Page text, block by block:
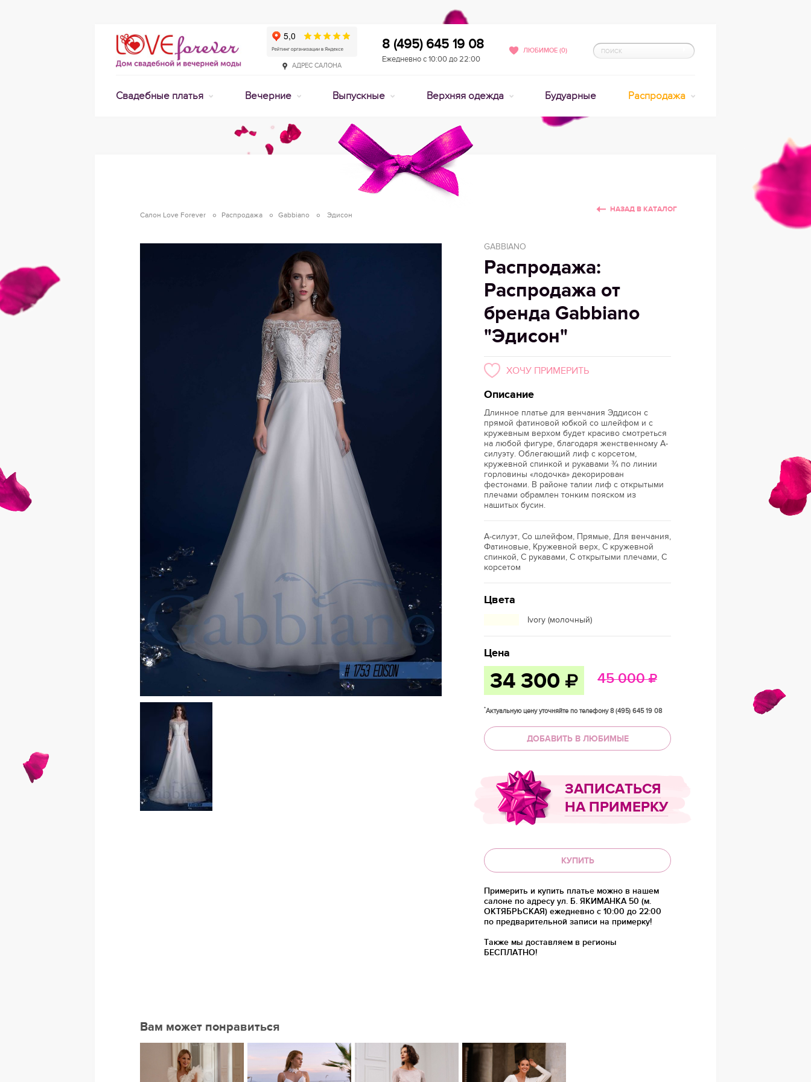
АДРЕС САЛОНА
8 (495) 645 19 08
Ежедневно с 10:00 до 22:00
ЛЮБИМОЕ (0)
Свадебные платья Вечерние Выпускные Верхняя одежда Будуарные Распродажа
НАЗАД В КАТАЛОГ
Салон Love Forever Распродажа Gabbiano Эдисон
GABBIANO
Распродажа:
Распродажа от
бренда Gabbiano
"Эдисон"
ХОЧУ ПРИМЕРИТЬ
Описание
Длинное платье для венчания Эддисон с
прямой фатиновой юбкой со шлейфом и с
кружевным верхом будет красиво смотреться
на любой фигуре, благодаря женственному А-
силуэту. Облегающий лиф с корсетом,
кружевной спинкой и рукавами ¾ по линии
горловины «лодочка» декорирован
фестонами. В районе талии лиф с открытыми
плечами обрамлен тонким пояском из
нашитых бусин.
А-силуэт, Со шлейфом, Прямые, Для венчания,
Фатиновые, Кружевной верх, С кружевной
спинкой, С рукавами, С открытыми плечами, С
корсетом
Цвета
Ivory (молочный)
Цена
34 300 45 000
*Актуальную цену уточняйте по телефону 8 (495) 645 19 08
ДОБАВИТЬ В ЛЮБИМЫЕ
ЗАПИСАТЬСЯ
НА ПРИМЕРКУ
КУПИТЬ
Примерить и купить платье можно в нашем
салоне по адресу ул. Б. ЯКИМАНКА 50 (м.
ОКТЯБРЬСКАЯ) ежедневно с 10:00 до 22:00
по предварительной записи на примерку!
Также мы доставляем в регионы
БЕСПЛАТНО!
Вам может понравиться